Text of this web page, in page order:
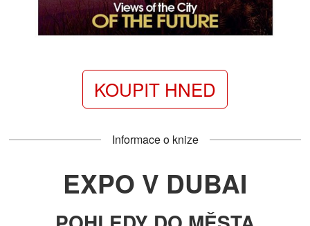
KOUPIT HNED
Informace o knize
EXPO V DUBAI